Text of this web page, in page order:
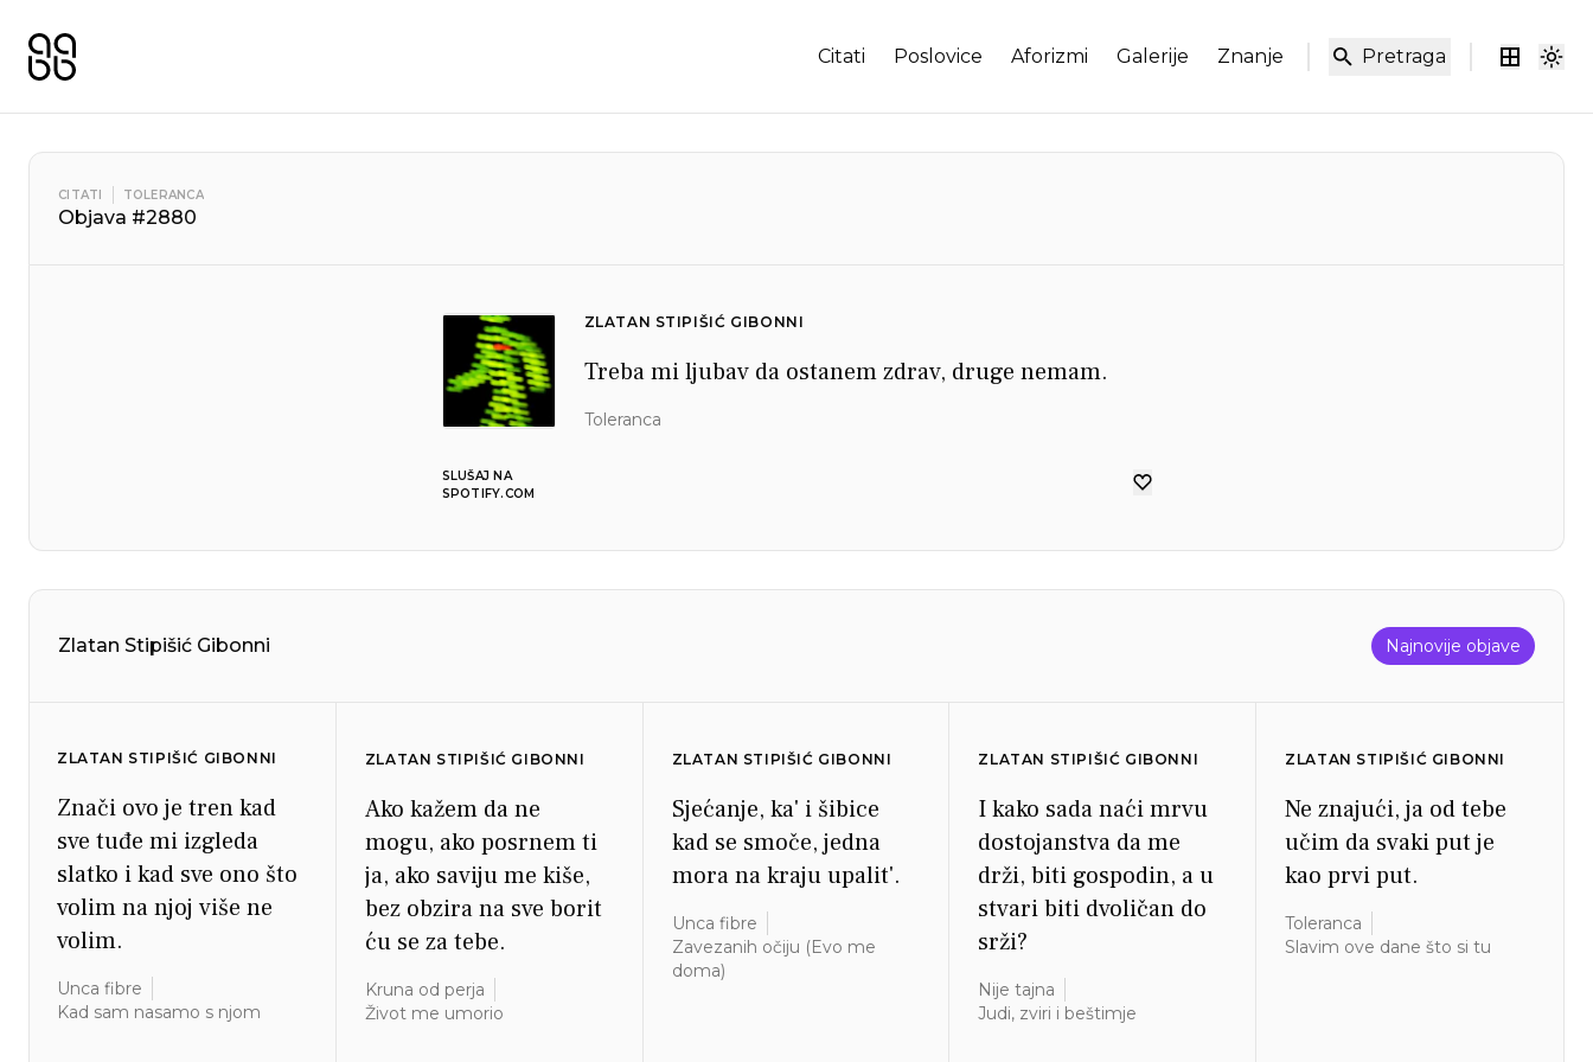
Pretraga
Citati Poslovice Aforizmi Galerije Znanje
CITATI TOLERANCA
Objava #2880
SLUŠAJ NA
SPOTIFY.COM
ZLATAN STIPIŠIĆ GIBONNI
Treba mi ljubav da ostanem zdrav, druge nemam.
Toleranca
Zlatan Stipišić Gibonni Najnovije objave
ZLATAN STIPIŠIĆ GIBONNI
Znači ovo je tren kad
sve tuđe mi izgleda
slatko i kad sve ono što
volim na njoj više ne
volim.
Unca fibre
Kad sam nasamo s njom
ZLATAN STIPIŠIĆ GIBONNI
Ako kažem da ne
mogu, ako posrnem ti
ja, ako saviju me kiše,
bez obzira na sve borit
ću se za tebe.
Kruna od perja
Život me umorio
ZLATAN STIPIŠIĆ GIBONNI
Sjećanje, ka' i šibice
kad se smoče, jedna
mora na kraju upalit'.
Unca fibre
Zavezanih očiju (Evo me
doma)
ZLATAN STIPIŠIĆ GIBONNI
I kako sada naći mrvu
dostojanstva da me
drži, biti gospodin, a u
stvari biti dvoličan do
srži?
Nije tajna
Judi, zviri i beštimje
ZLATAN STIPIŠIĆ GIBONNI
Ne znajući, ja od tebe
učim da svaki put je
kao prvi put.
Toleranca
Slavim ove dane što si tu